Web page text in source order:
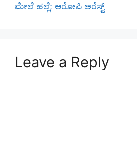
ಮೇಲೆ ಹಲ್ಲೆ; ಆರೋಪಿ ಅರೆಸ್ಟ್
Leave a Reply